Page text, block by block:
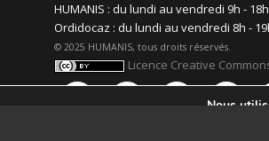
HUMANIS : du lundi au vendredi 9h - 18h
Ordidocaz : du lundi au vendredi 8h -
© 2025 HUMANIS, tous droits réservés.
Licence Creative
Nous
Vous